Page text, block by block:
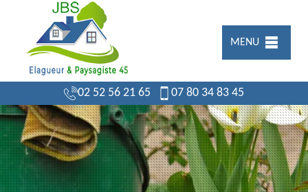
MENU
02 52 56 21 65 07 80 34 83 45